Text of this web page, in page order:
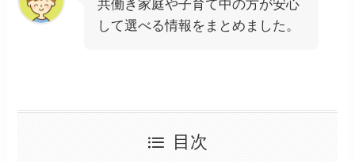
共働き家庭や子育て中の方が安心
して選べる情報をまとめました。
目次